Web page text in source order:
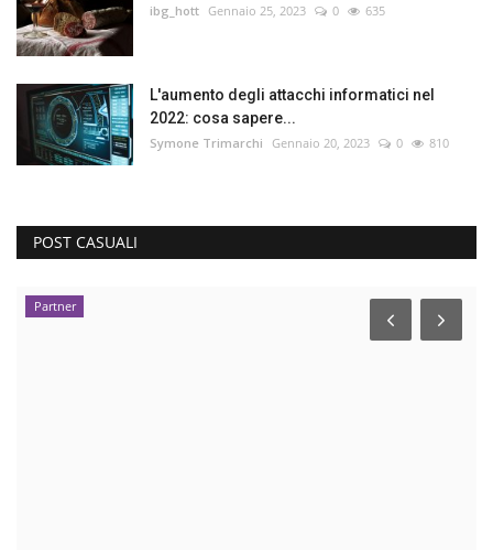
ibg_hott Gennaio 25, 2023 0 635
L'aumento degli attacchi informatici nel
2022: cosa sapere...
Symone Trimarchi Gennaio 20, 2023 0 810
POST CASUALI
Partner